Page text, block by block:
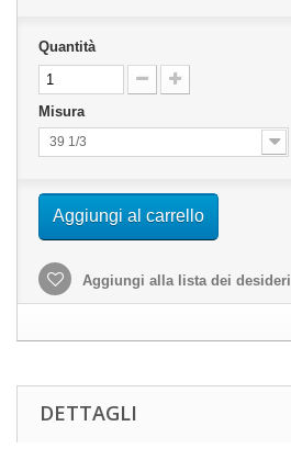
Quantità
Misura
39 1/3
Aggiungi al carrello
Aggiungi alla lista dei desideri
DETTAGLI